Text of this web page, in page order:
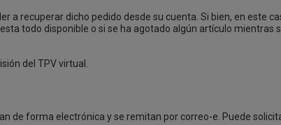
a recuperar dicho pedido desde su cuenta. Si bien, en este
todo disponible o si se ha agotado algún artículo mientras
del TPV virtual.
de forma electrónica y se remitan por correo-e. Puede